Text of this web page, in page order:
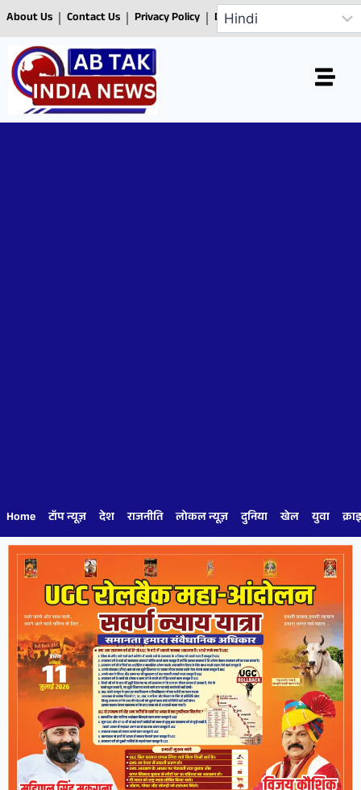
About Us Contact Us Privacy Policy Disclaimer
Home टॉप न्यूज़ देश राजनीति लोकल न्यूज़ दुनिया खेल युवा